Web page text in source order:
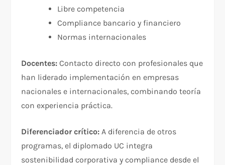
Libre competencia
Compliance bancario y financiero
Normas internacionales​
Docentes: Contacto directo con profesionales que
han liderado implementación en empresas
nacionales e internacionales, combinando teoría
con experiencia práctica.​
Diferenciador crítico: A diferencia de otros
programas, el diplomado UC integra
sostenibilidad corporativa y compliance desde el